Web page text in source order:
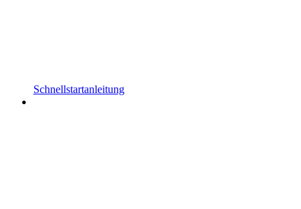
Schnellstartanleitung